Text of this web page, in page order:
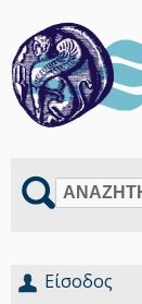
Αναζήτηση
Είσοδος